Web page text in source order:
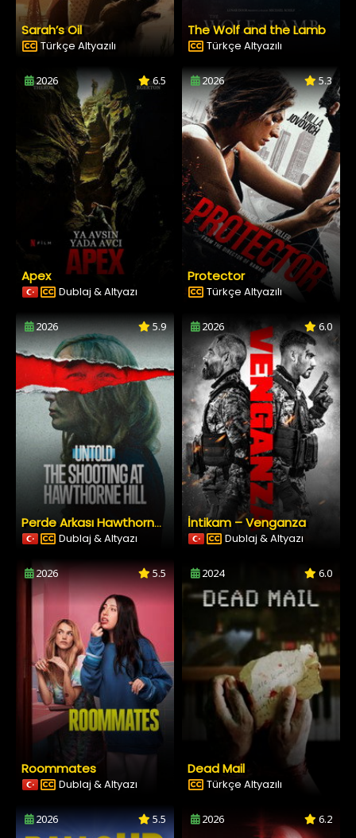
Sarah’s Oil
Türkçe Altyazılı
The Wolf and the Lamb
Türkçe Altyazılı
2026 6.5
Apex
Dublaj & Altyazı
2026 5.3
Protector
Türkçe Altyazılı
2026 5.9
Perde Arkası Hawthorne Hill Çiftliğinde Silahlı Saldırı
Dublaj & Altyazı
2026 6.0
İntikam – Venganza
Dublaj & Altyazı
2026 5.5
Roommates
Dublaj & Altyazı
2024 6.0
Dead Mail
Türkçe Altyazılı
2026 5.5 2026 6.2